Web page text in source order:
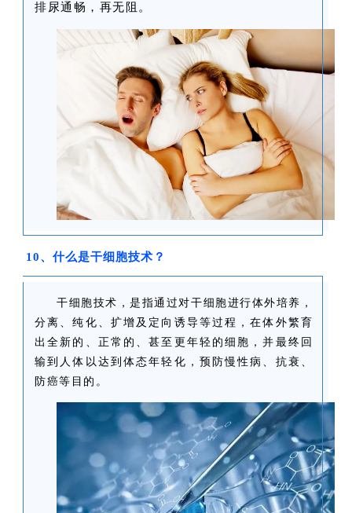
排尿通畅，再无阻。
10、什么是干细胞技术？
干细胞技术，是指通过对干细胞进行体外培养，
分离、纯化、扩增及定向诱导等过程，在体外繁育
出全新的、正常的、甚至更年轻的细胞，并最终回
输到人体以达到体态年轻化，预防慢性病、抗衰、
防癌等目的。